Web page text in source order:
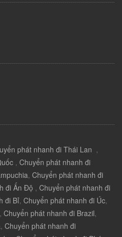
phát nhanh đi Thái Lan ,
, Chuyển phát nhanh đi
, Chuyển phát nhanh đi
đi Ấn Độ , Chuyển phát nhanh đi
đi Bỉ, Chuyển phát nhanh đi Úc,
, Chuyển phát nhanh đi Brazil,
, Chuyển phát nhanh đi